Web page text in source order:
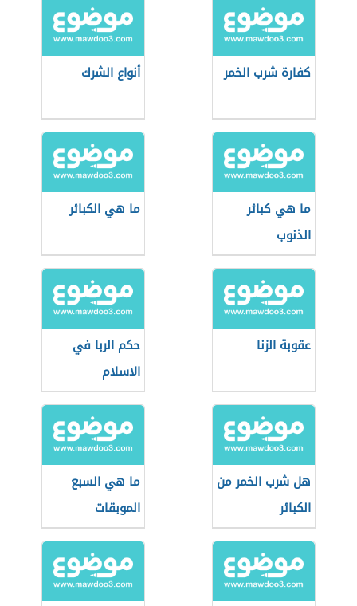
كفارة شرب الخمر أنواع الشرك
ما هي كبائر
الذنوب
ما هي الكبائر
عقوبة الزنا
حكم الربا في
الاسلام
هل شرب الخمر من
الكبائر
ما هي السبع
الموبقات